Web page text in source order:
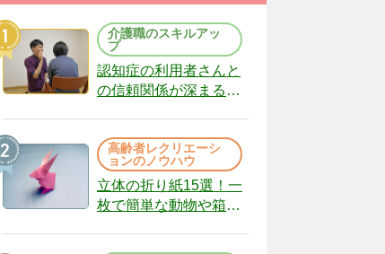
介護職のスキルアッ
プ
認知症の利用者さんと
の信頼関係が深まる声
（22）
高齢者レクリエーシ
ョンのノウハウ
立体の折り紙15選！一
枚で簡単な動物や箱、